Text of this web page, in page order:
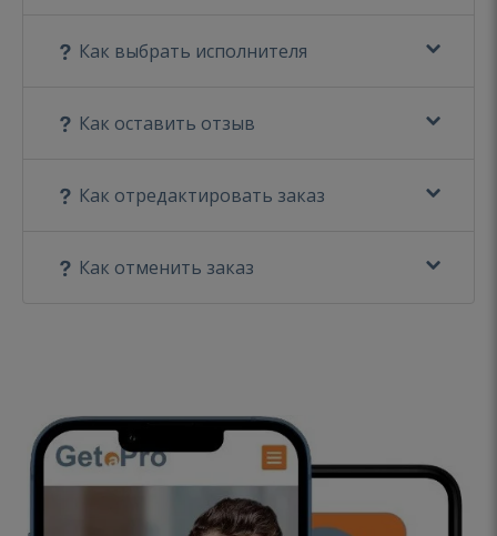
Как выбрать исполнителя
Как оставить отзыв
Как отредактировать заказ
Как отменить заказ